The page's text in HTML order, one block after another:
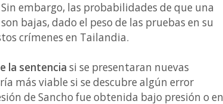
embargo, las probabilidades de que una
bajas, dado el peso de las pruebas en su
crímenes en Tailandia.
la sentencia si se presentaran nuevas
más viable si se descubre algún error
de Sancho fue obtenida bajo presión o en